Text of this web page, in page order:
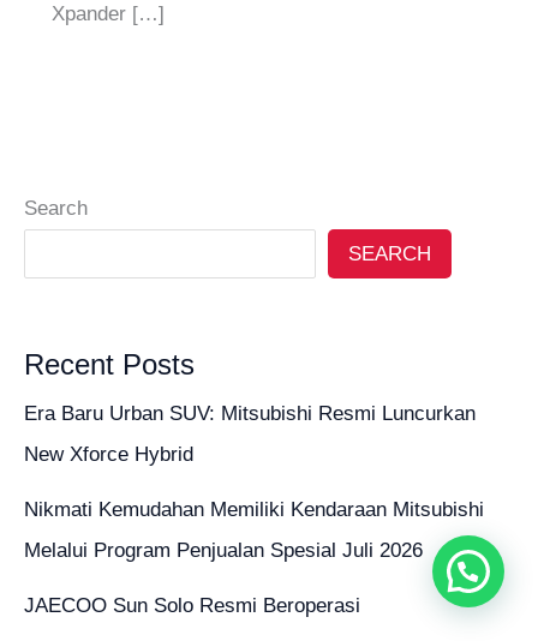
Xpander […]
Search
SEARCH
Recent Posts
Era Baru Urban SUV: Mitsubishi Resmi Luncurkan
New Xforce Hybrid
Nikmati Kemudahan Memiliki Kendaraan Mitsubishi
Melalui Program Penjualan Spesial Juli 2026
JAECOO Sun Solo Resmi Beroperasi